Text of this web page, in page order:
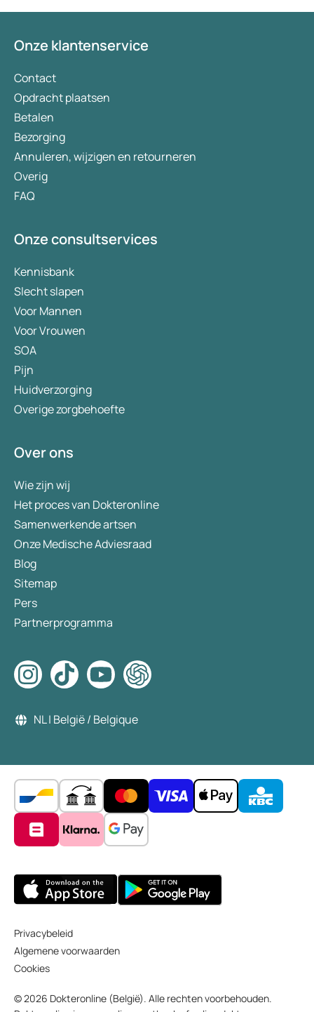
Onze klantenservice
Contact
Opdracht plaatsen
Betalen
Bezorging
Annuleren, wijzigen en retourneren
Overig
FAQ
Onze consultservices
Kennisbank
Slecht slapen
Voor Mannen
Voor Vrouwen
SOA
Pijn
Huidverzorging
Overige zorgbehoefte
Over ons
Wie zijn wij
Het proces van Dokteronline
Samenwerkende artsen
Onze Medische Adviesraad
Blog
Sitemap
Pers
Partnerprogramma
NL | België / Belgique
Privacybeleid
Algemene voorwaarden
Cookies
© 2026 Dokteronline (België). Alle rechten voorbehouden.